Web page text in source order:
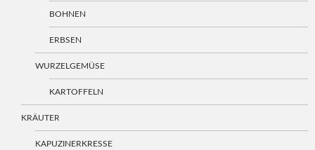
BOHNEN
ERBSEN
WURZELGEMÜSE
KARTOFFELN
KRÄUTER
KAPUZINERKRESSE